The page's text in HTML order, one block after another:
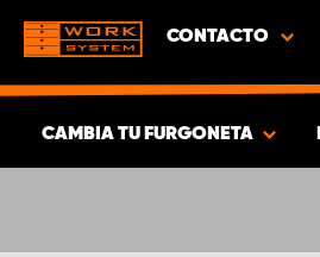
CONTACTO
CAMBIA TU FURGONETA
PRODUCTOS